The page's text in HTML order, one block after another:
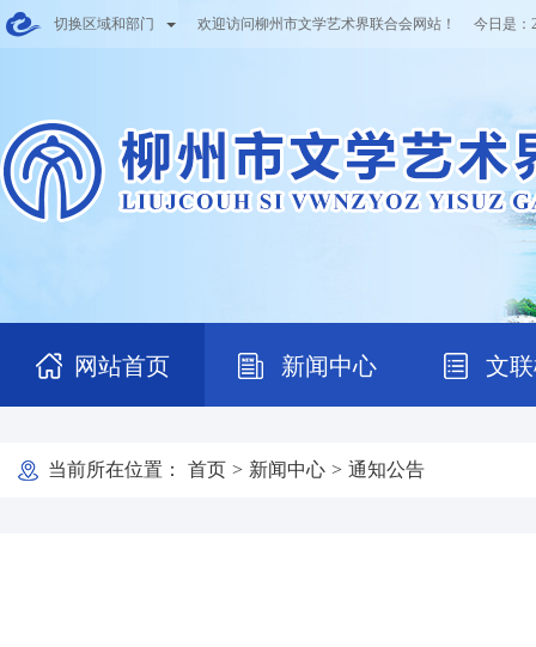
切换区域和部门 欢迎访问柳州市文学艺术界联合会网站！ 今日是：
网站首页 新闻中心 文
当前所在位置： 首页 > 新闻中心 > 通知公告